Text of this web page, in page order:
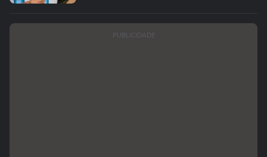
PUBLICIDADE